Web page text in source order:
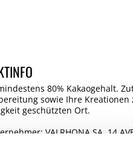
80% Kakaogehalt.
sowie Ihre
geschützten Ort.
VALRHONA SA, 14